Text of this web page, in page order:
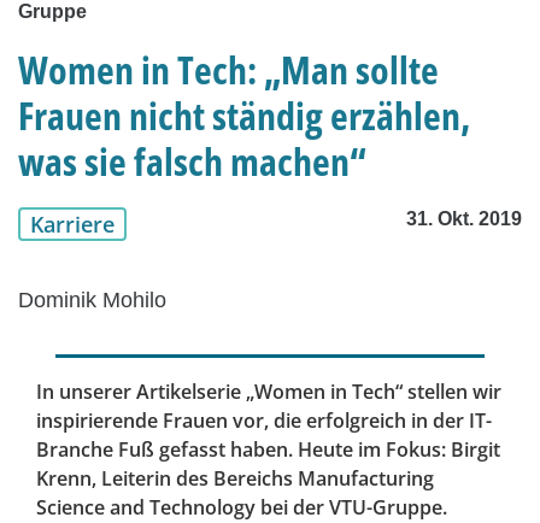
Gruppe
Women in Tech: „Man sollte
Frauen nicht ständig erzählen,
was sie falsch machen“
Karriere 31. Okt. 2019
Dominik Mohilo
In unserer Artikelserie „Women in Tech“ stellen wir
inspirierende Frauen vor, die erfolgreich in der IT-
Branche Fuß gefasst haben. Heute im Fokus: Birgit
Krenn, Leiterin des Bereichs Manufacturing
Science and Technology bei der VTU-Gruppe.